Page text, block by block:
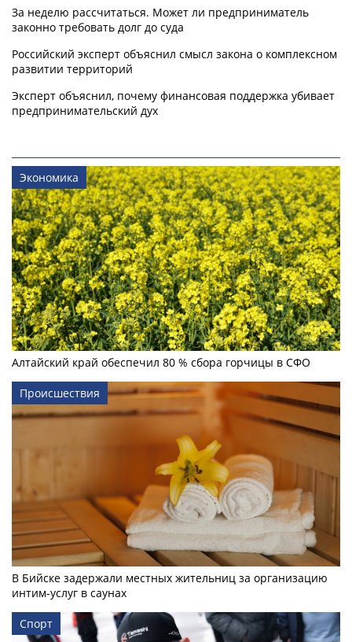
За неделю рассчитаться. Может ли предприниматель
законно требовать долг до суда
Российский эксперт объяснил смысл закона о комплексном
развитии территорий
Эксперт объяснил, почему финансовая поддержка убивает
предпринимательский дух
Экономика
Алтайский край обеспечил 80 % сбора горчицы в СФО
Происшествия
В Бийске задержали местных жительниц за организацию
интим-услуг в саунах
Спорт